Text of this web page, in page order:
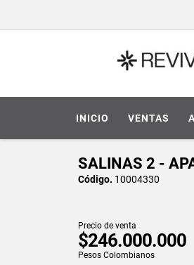
INICIO VENTAS
SALINAS 2 -
Código. 10004330
Precio de venta
$246.000.000
Pesos Colombianos